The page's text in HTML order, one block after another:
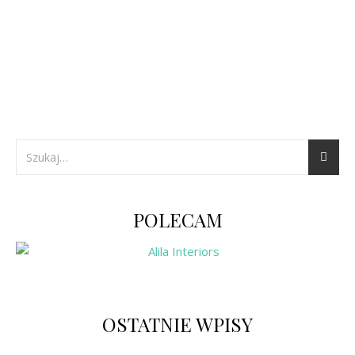
POLECAM
OSTATNIE WPISY